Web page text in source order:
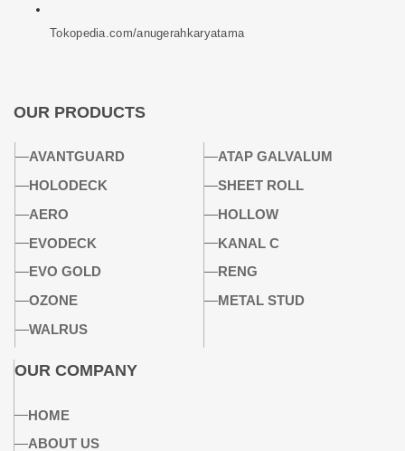
Tokopedia.com/anugerahkaryatama
OUR PRODUCTS
AVANTGUARD
HOLODECK
AERO
EVODECK
EVO GOLD
OZONE
WALRUS
ATAP GALVALUM
SHEET ROLL
HOLLOW
KANAL C
RENG
METAL STUD
OUR COMPANY
HOME
ABOUT US